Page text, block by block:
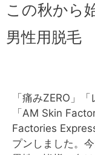
この秋から
男性用脱毛
「痛みZERO」
「AM Skin
Factories
プンしました。